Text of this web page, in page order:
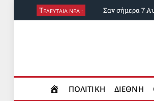
ΤΕΛΕΥΤΑΙΑ ΝΕΑ : Σαν σήμερα 7
ΠΟΛΙΤΙΚΗ ΔΙΕΘΝΗ